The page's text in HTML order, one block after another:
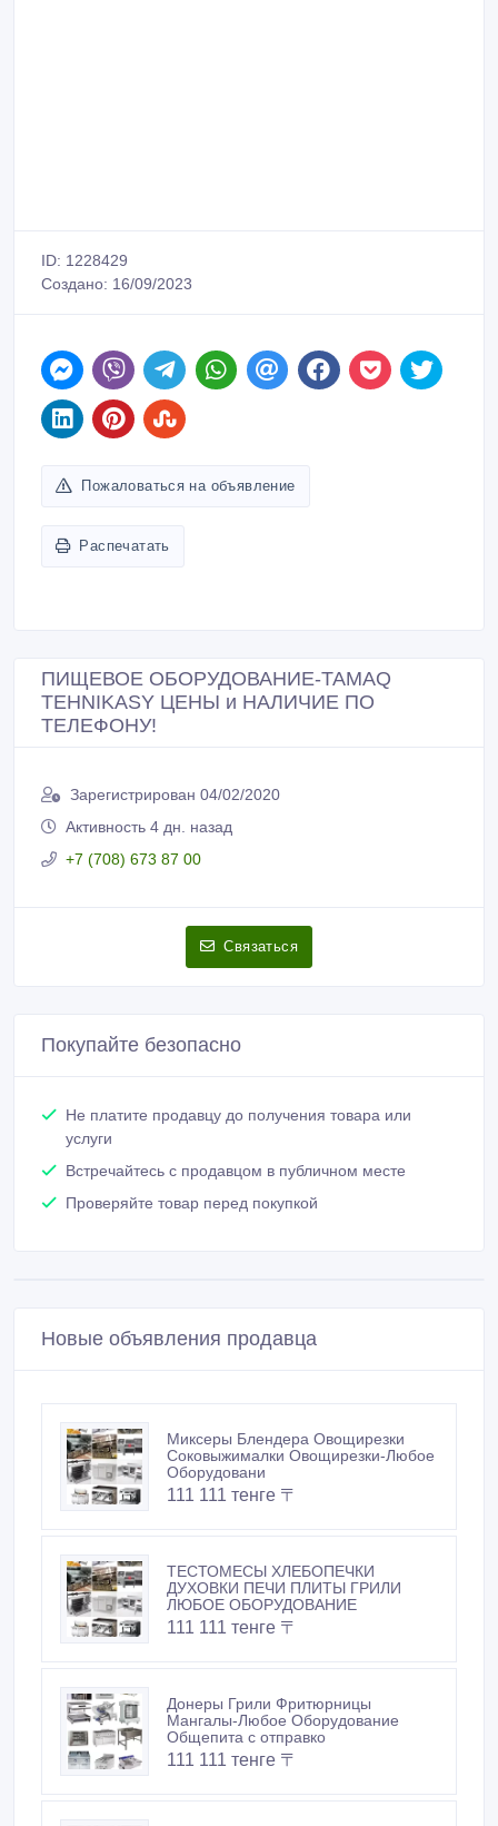
ID: 1228429
Создано: 16/09/2023
Пожаловаться на объявление
Распечатать
ПИЩЕВОЕ ОБОРУДОВАНИЕ-TAMAQ
TEHNIKASY ЦЕНЫ и НАЛИЧИЕ ПО
ТЕЛЕФОНУ!
Зарегистрирован 04/02/2020
Активность 4 дн. назад
+7 (708) 673 87 00
Связаться
Покупайте безопасно
Не платите продавцу до получения товара или
услуги
Встречайтесь с продавцом в публичном месте
Проверяйте товар перед покупкой
Новые объявления продавца
Миксеры Блендера Овощирезки
Соковыжималки Овощирезки-Любое
Оборудовани
111 111 тенге 〒
ТЕСТОМЕСЫ ХЛЕБОПЕЧКИ
ДУХОВКИ ПЕЧИ ПЛИТЫ ГРИЛИ
ЛЮБОЕ ОБОРУДОВАНИЕ
111 111 тенге 〒
Донеры Грили Фритюрницы
Мангалы-Любое Оборудование
Общепита с отправко
111 111 тенге 〒